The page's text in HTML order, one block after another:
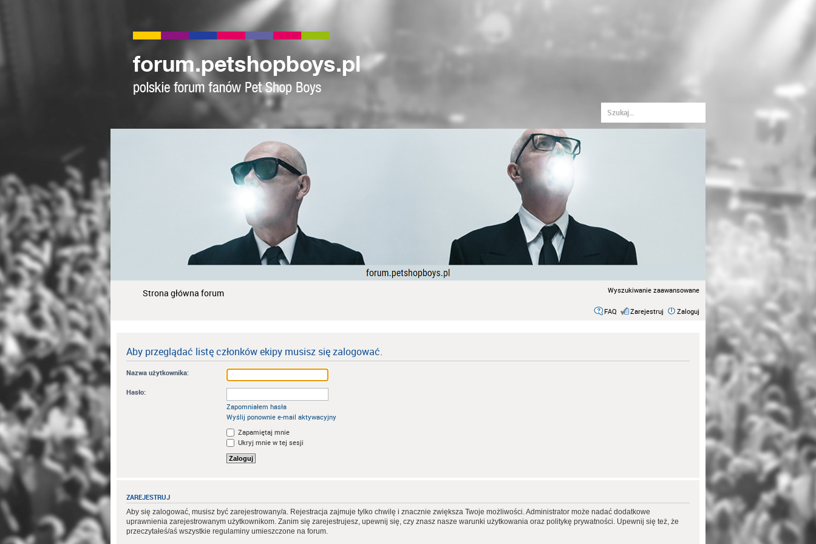
Strona główna forum Wyszukiwanie zaawansowane
FAQ Zarejestruj Zaloguj
Aby przeglądać listę członków ekipy musisz się zalogować.
Nazwa użytkownika:
Hasło:
Zapomniałem hasła
Wyślij ponownie e-mail aktywacyjny
Zapamiętaj mnie
Ukryj mnie w tej sesji
ZAREJESTRUJ
Aby się zalogować, musisz być zarejestrowany/a. Rejestracja zajmuje tylko chwilę i znacznie zwiększa Twoje możliwości. Administrator może nadać dodatkowe
uprawnienia zarejestrowanym użytkownikom. Zanim się zarejestrujesz, upewnij się, czy znasz nasze warunki użytkowania oraz politykę prywatności. Upewnij się też, że
przeczytałeś/aś wszystkie regulaminy umieszczone na forum.